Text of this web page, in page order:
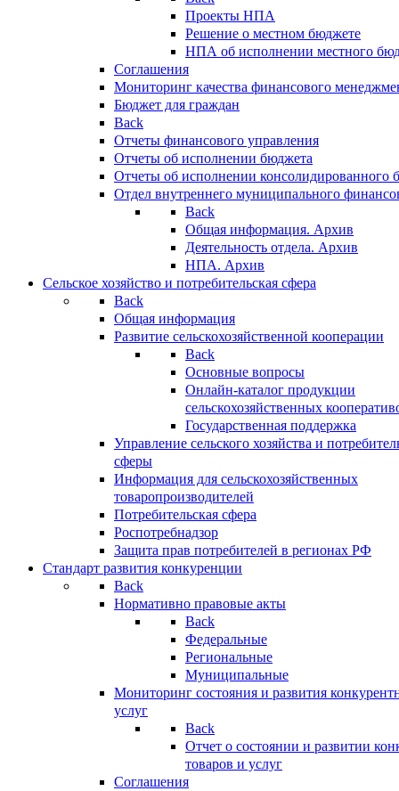
Проекты НПА
Решение о местном бюджете
НПА об исполнении местного
Соглашения
Мониторинг качества финансового
Бюджет для граждан
Back
Отчеты финансового управления
Отчеты об исполнении бюджета
Отчеты об исполнении консолидированного
Отдел внутреннего муниципального
Back
Общая информация. Архив
Деятельность отдела. Архив
НПА. Архив
Сельское хозяйство и потребительская сфера
Back
Общая информация
Развитие сельскохозяйственной кооперации
Back
Основные вопросы
Онлайн-каталог продукции
сельскохозяйственных
Государственная поддержка
Управление сельского хозяйства и
сферы
Информация для сельскохозяйственных
товаропроизводителей
Потребительская сфера
Роспотребнадзор
Защита прав потребителей в регионах РФ
Стандарт развития конкуренции
Back
Нормативно правовые акты
Back
Федеральные
Региональные
Муниципальные
Мониторинг состояния и развития
услуг
Back
Отчет о состоянии и развитии
товаров и услуг
Соглашения